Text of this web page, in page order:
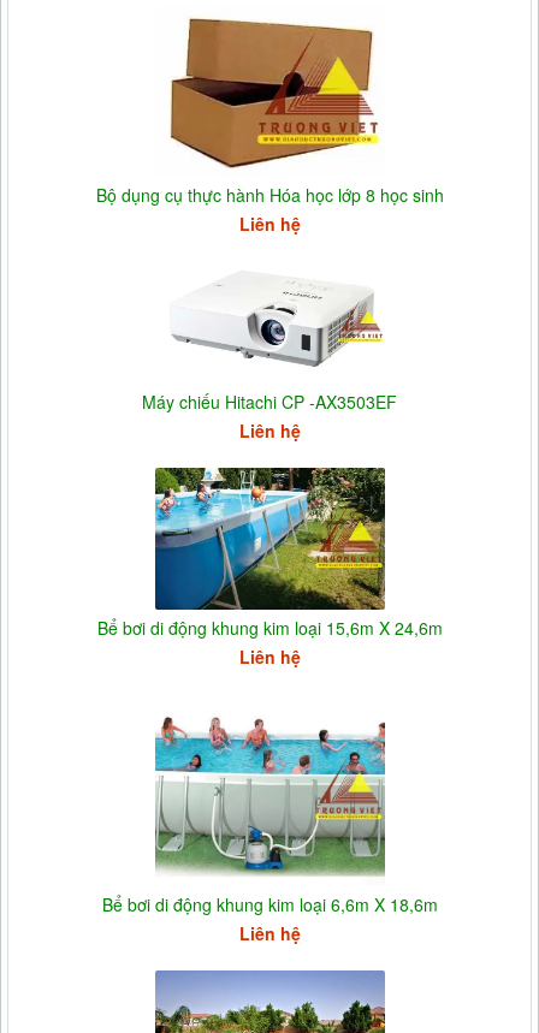
Bộ dụng cụ thực hành Hóa học lớp 8 học sinh
Liên hệ
Máy chiếu Hitachi CP -AX3503EF
Liên hệ
Bể bơi di động khung kim loại 15,6m X 24,6m
Liên hệ
Bể bơi di động khung kim loại 6,6m X 18,6m
Liên hệ